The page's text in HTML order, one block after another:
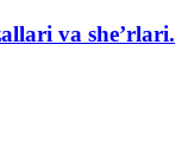
va she’rlari.